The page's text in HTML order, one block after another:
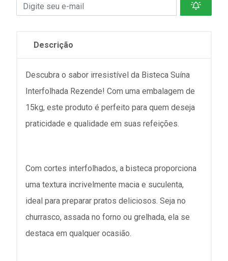
Descrição
Descubra o sabor irresistível da Bisteca Suína
Interfolhada Rezende! Com uma embalagem de
15kg, este produto é perfeito para quem deseja
praticidade e qualidade em suas refeições.
Com cortes interfolhados, a bisteca proporciona
uma textura incrivelmente macia e suculenta,
ideal para preparar pratos deliciosos. Seja no
churrasco, assada no forno ou grelhada, ela se
destaca em qualquer ocasião.